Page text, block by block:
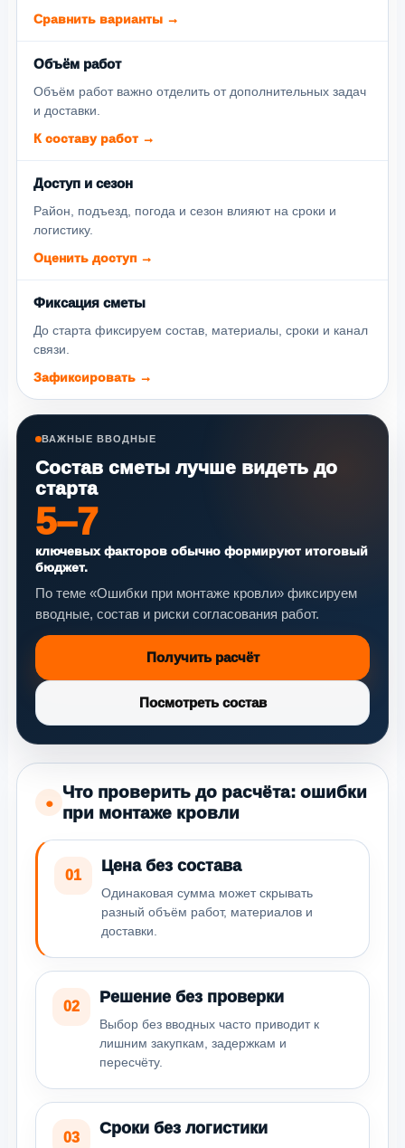
Сравнить варианты →
Объём работ
Объём работ важно отделить от дополнительных задач
и доставки.
К составу работ →
Доступ и сезон
Район, подъезд, погода и сезон влияют на сроки и
логистику.
Оценить доступ →
Фиксация сметы
До старта фиксируем состав, материалы, сроки и канал
связи.
Зафиксировать →
ВАЖНЫЕ ВВОДНЫЕ
Состав сметы лучше видеть до
старта
5–7
ключевых факторов обычно формируют итоговый
бюджет.
По теме «Ошибки при монтаже кровли» фиксируем
вводные, состав и риски согласования работ.
Получить расчёт
Посмотреть состав
●
Что проверить до расчёта: ошибки
при монтаже кровли
01
Цена без состава
Одинаковая сумма может скрывать
разный объём работ, материалов и
доставки.
02
Решение без проверки
Выбор без вводных часто приводит к
лишним закупкам, задержкам и
пересчёту.
03
Сроки без логистики